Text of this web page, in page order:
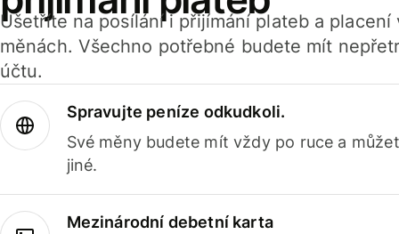
Ušetříte na posílání i přijímání plateb a
měnách. Všechno potřebné budete mít
účtu.
Spravujte peníze odkudkoli.
Své měny budete mít vždy po ruce a
jiné.
Mezinárodní debetní karta